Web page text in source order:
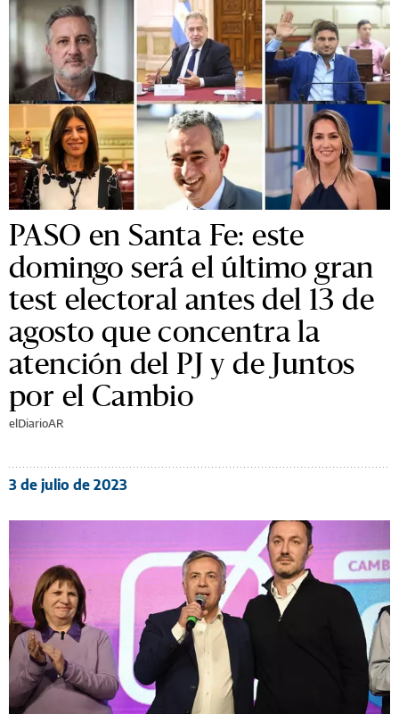
PASO en Santa Fe: este
domingo será el último gran
test electoral antes del 13 de
agosto que concentra la
atención del PJ y de Juntos
por el Cambio
elDiarioAR
3 de julio de 2023